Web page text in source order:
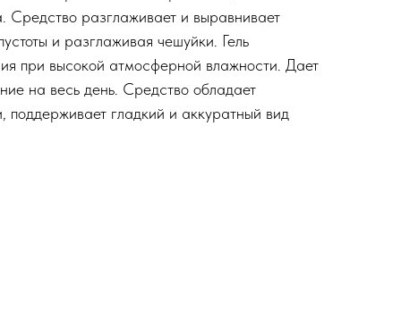
Средство разглаживает и выравнивает
и разглаживая чешуйки. Гель
при высокой атмосферной влажности. Дает
на весь день. Средство обладает
поддерживает гладкий и аккуратный вид